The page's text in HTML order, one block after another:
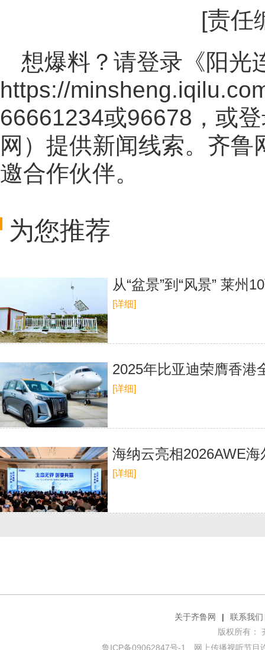
[责任
想爆料？请登录《阳光
https://
66661234或96678，或
网 ）提供新闻线索。齐鲁
邀合作伙伴。
为您推荐
从“盆景”到“风景” 莱州
[详细]
2025年比亚迪荣膺香港
[详细]
海纳云亮相2026AWE
[详细]
关于齐鲁网 |
联系我们
版权所有：
鲁ICP备09062847号-1
网上传播视听节目